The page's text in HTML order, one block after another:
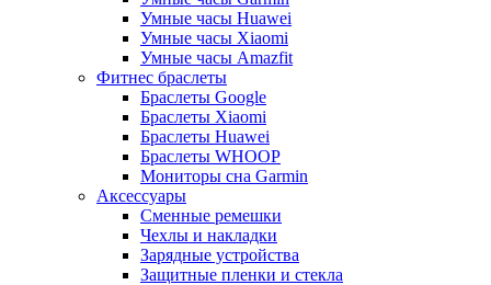
Умные часы Huawei
Умные часы Xiaomi
Умные часы Amazfit
Фитнес браслеты
Браслеты Google
Браслеты Xiaomi
Браслеты Huawei
Браслеты WHOOP
Мониторы сна Garmin
Аксессуары
Сменные ремешки
Чехлы и накладки
Зарядные устройства
Защитные пленки и стекла